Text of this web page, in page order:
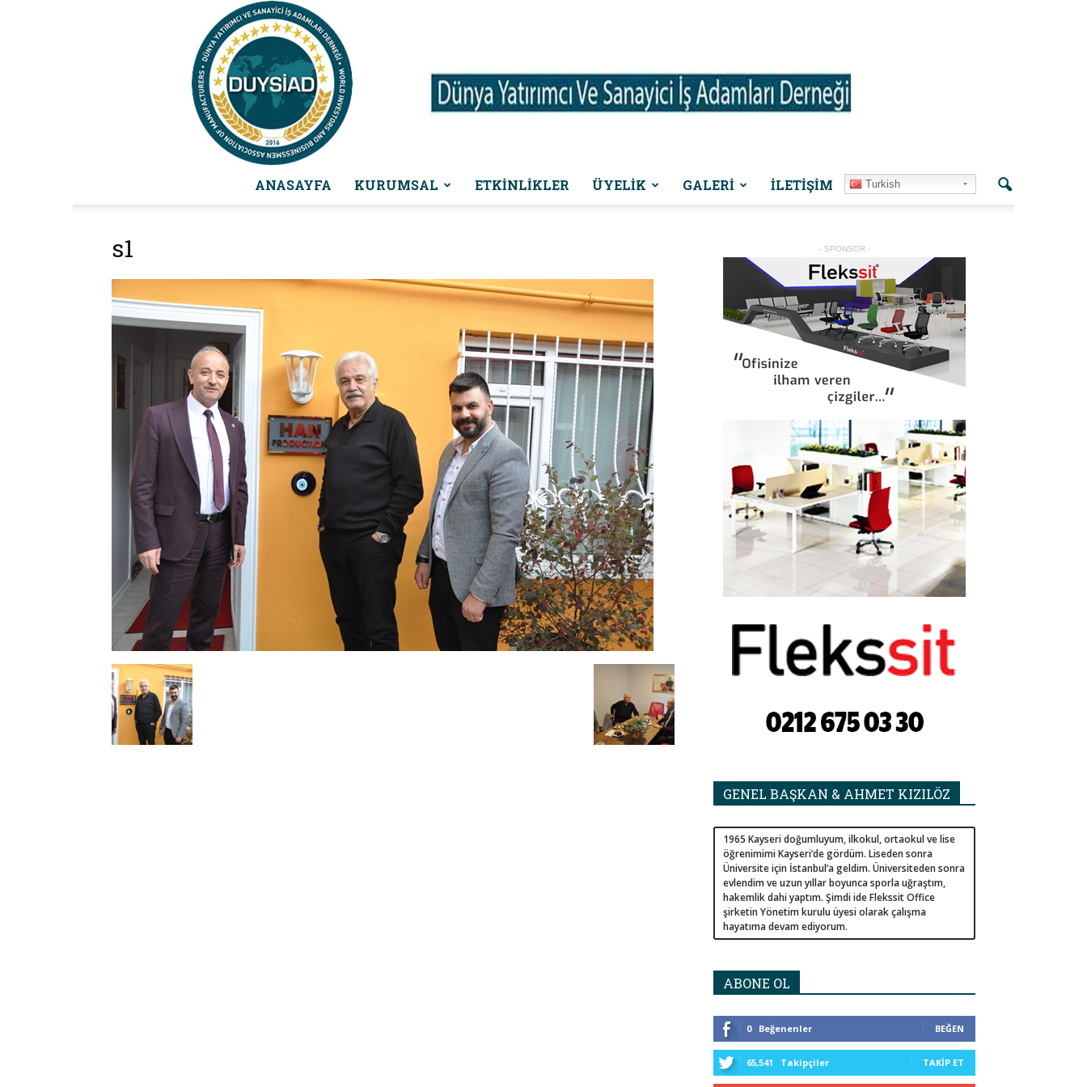
Yatırımcı
Ve
Sanayi
İş
ANASAYFA KURUMSAL ETKINLIKLER ÜYELİK GALERİ İLETIŞIM Turkish
s1 - SPONSOR -
GENEL BAŞKAN & AHMET KIZILÖZ
1965 Kayseri doğumluyum, ilkokul, ortaokul ve lise
öğrenimimi Kayseri’de gördüm. Liseden sonra
Üniversite için İstanbul’a geldim. Üniversiteden sonra
evlendim ve uzun yıllar boyunca sporla uğraştım,
hakemlik dahi yaptım. Şimdi ide Flekssit Office
şirketin Yönetim kurulu üyesi olarak çalışma
hayatıma devam ediyorum.
ABONE OL
0 Beğenenler BEĞEN
65,541 Takipçiler TAKIP ET